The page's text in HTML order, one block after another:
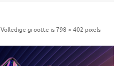
Volledige grootte is798 × 402 pixels